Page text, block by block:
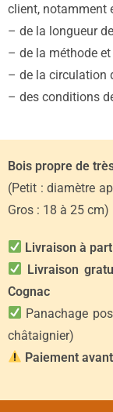
client, notamment
– de la longueur
– de la méthode
– de la circulation
– des conditions
Bois propre de
(Petit : diamètre
Gros : 18 à 25 cm)
Livraison à
Livraison
Cognac
Panachage
châtaignier)
Paiement